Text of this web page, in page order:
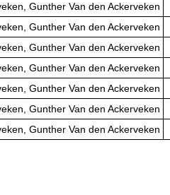
Gunther Van den Ackerveken
Gunther Van den Ackerveken
Gunther Van den Ackerveken
Gunther Van den Ackerveken
Gunther Van den Ackerveken
Gunther Van den Ackerveken
Gunther Van den Ackerveken